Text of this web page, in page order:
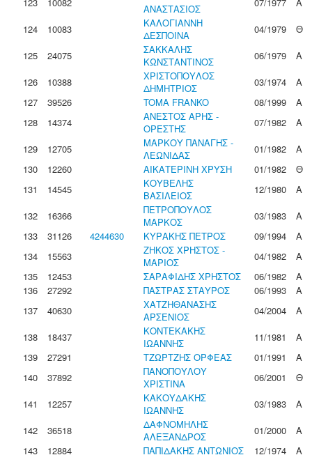
ΑΝΑΣΤΑΣΙΟΣ
124
10083
ΚΑΛΟΓΙΑΝΝΗ
ΔΕΣΠΟΙΝΑ
04/1979
Θ
125
24075
ΣΑΚΚΑΛΗΣ
ΚΩΝΣΤΑΝΤΙΝΟΣ
06/1979
Α
126
10388
ΧΡΙΣΤΟΠΟΥΛΟΣ
ΔΗΜΗΤΡΙΟΣ
03/1974
Α
127
39526 TOMA FRANKO 08/1999
Α
128
14374
ΑΝΕΣΤΟΣ ΑΡΗΣ -
ΟΡΕΣΤΗΣ
07/1982
Α
129
12705
ΜΑΡΚΟΥ ΠΑΝΑΓΗΣ -
ΛΕΩΝΙΔΑΣ
01/1982
Α
130
12260 ΑΙΚΑΤΕΡΙΝΗ ΧΡΥΣΗ 01/1982
Θ
131
14545
ΚΟΥΒΕΛΗΣ
ΒΑΣΙΛΕΙΟΣ
12/1980
Α
132
16366
ΠΕΤΡΟΠΟΥΛΟΣ
ΜΑΡΚΟΣ
03/1983
Α
133
31126 4244630 ΚΥΡΑΚΗΣ ΠΕΤΡΟΣ 09/1994
Α
134
15563
ΖΗΚΟΣ ΧΡΗΣΤΟΣ -
ΜΑΡΙΟΣ
04/1982
Α
135
12453 ΣΑΡΑΦΙΔΗΣ ΧΡΗΣΤΟΣ 06/1982
Α
136
27292 ΠΑΣΤΡΑΣ ΣΤΑΥΡΟΣ 06/1993
Α
137
40630
ΧΑΤΖΗΘΑΝΑΣΗΣ
ΑΡΣΕΝΙΟΣ
04/2004
Α
138
18437
ΚΟΝΤΕΚΑΚΗΣ
ΙΩΑΝΝΗΣ
11/1981
Α
139
27291 ΤΖΩΡΤΖΗΣ ΟΡΦΕΑΣ 01/1991
Α
140
37892
ΠΑΝΟΠΟΥΛΟΥ
ΧΡΙΣΤΙΝΑ
06/2001
Θ
141
12257
ΚΑΚΟΥΔΑΚΗΣ
ΙΩΑΝΝΗΣ
03/1983
Α
142
36518
ΔΑΦΝΟΜΗΛΗΣ
ΑΛΕΞΑΝΔΡΟΣ
01/2000
Α
143
12884 ΠΑΠΙΔΑΚΗΣ ΑΝΤΩΝΙΟΣ 12/1974
Α